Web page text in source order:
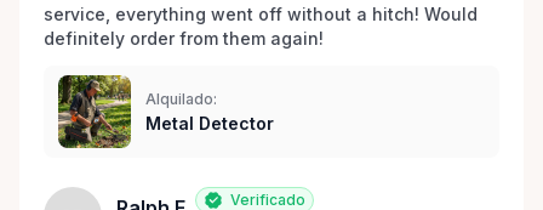
service, everything went off without a hitch! Would
definitely order from them again!
Alquilado:
Metal Detector
Verificado